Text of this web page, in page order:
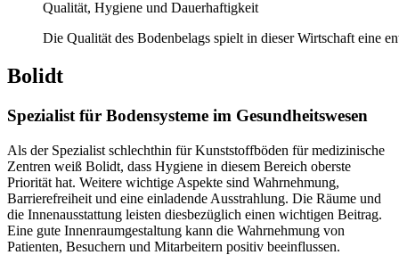
Qualität, Hygiene und Dauerhaftigkeit
Die Qualität des Bodenbelags spielt in dieser Wirtschaft eine
Bolidt
Spezialist für Bodensysteme im Gesundheitswesen
Als der Spezialist schlechthin für Kunststoffböden für medizinische
Zentren weiß Bolidt, dass Hygiene in diesem Bereich oberste
Priorität hat. Weitere wichtige Aspekte sind Wahrnehmung,
Barrierefreiheit und eine einladende Ausstrahlung. Die Räume und
die Innenausstattung leisten diesbezüglich einen wichtigen Beitrag.
Eine gute Innenraumgestaltung kann die Wahrnehmung von
Patienten, Besuchern und Mitarbeitern positiv beeinflussen.